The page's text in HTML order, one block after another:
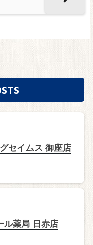
セイムス 御座店
ル薬局 日赤店